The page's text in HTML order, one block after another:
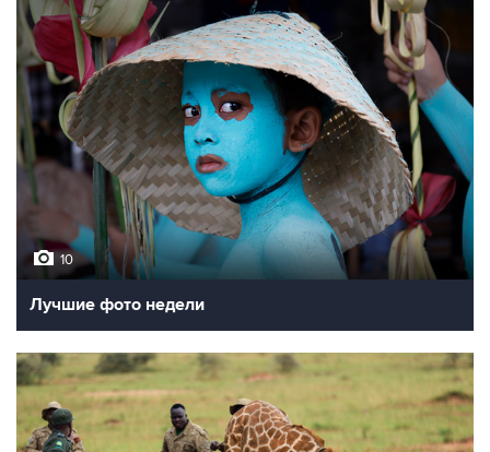
10
Лучшие фото недели